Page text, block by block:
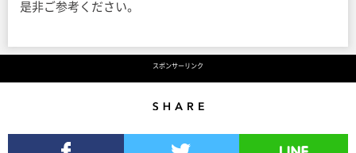
是非ご参考ください。
スポンサーリンク